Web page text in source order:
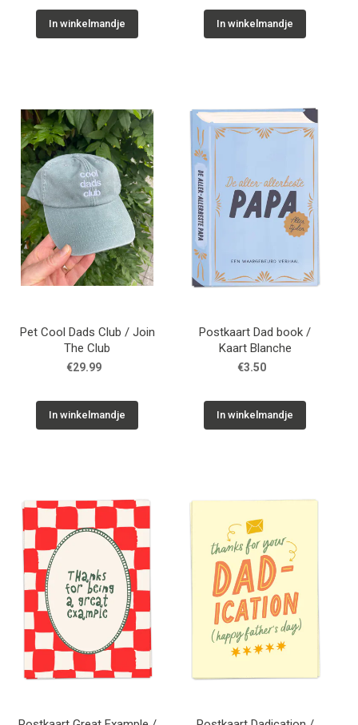
In winkelmandje In winkelmandje
Pet Cool Dads Club / Join
The Club
€29.99
In winkelmandje
Postkaart Dad book /
Kaart Blanche
€3.50
In winkelmandje